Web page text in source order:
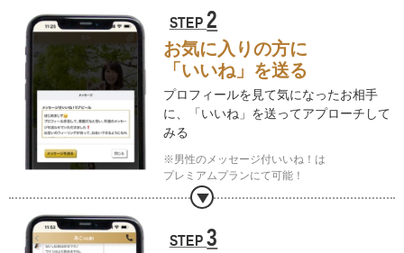
STEP2
お気に入りの方に
「いいね」を送る
プロフィールを見て気になったお相手
に、
「いいね」を送ってアプローチして
みる
※男性のメッセージ付いいね！は
プレミアムプランにて可能！
STEP3